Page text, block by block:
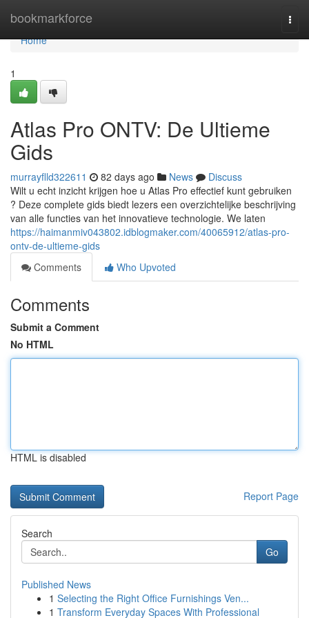
bookmarkforce
Home
Home
1
Atlas Pro ONTV: De Ultieme
Gids
murrayflld322611 82 days ago News
Discuss
Wilt u echt inzicht krijgen hoe u Atlas Pro effectief kunt gebruiken
? Deze complete gids biedt lezers een overzichtelijke beschrijving
van alle functies van het innovatieve technologie. We laten
https://haimanmiv043802.idblogmaker.com/40065912/atlas-pro-
ontv-de-ultieme-gids
Comments
Who Upvoted
Comments
Submit a Comment
No HTML
HTML is disabled
Report Page
Search
Go
Published News
1 Selecting the Right Office Furnishings Ven...
1 Transform Everyday Spaces With Professional